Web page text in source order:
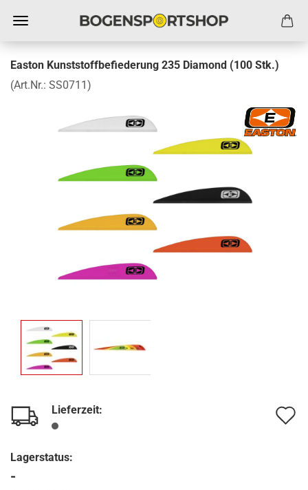
Easton Kunststoffbefiederung 235 Diamond (100 Stk.)
(Art.Nr.: SS0711)
Lieferzeit:
Lagerstatus:
-